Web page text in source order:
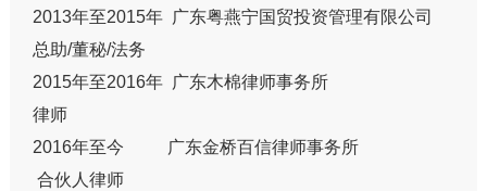
2013年至2015年 广东粤燕宁国贸投资管理有限公司
总助/董秘/法务
2015年至2016年 广东木棉律师事务所
律师
2016年至今 广东金桥百信律师事务所
合伙人律师